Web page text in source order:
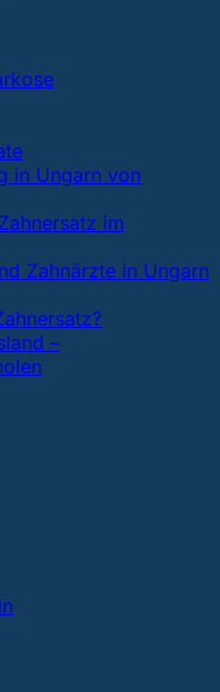
in Ungarn von
im
Zahnärzte in Ungarn
–